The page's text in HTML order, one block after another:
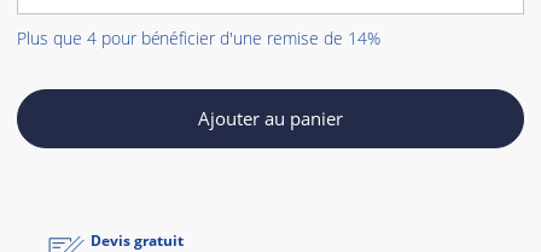
Plus que 4 pour bénéficier d'une remise de 14%
Ajouter au panier
Devis gratuit